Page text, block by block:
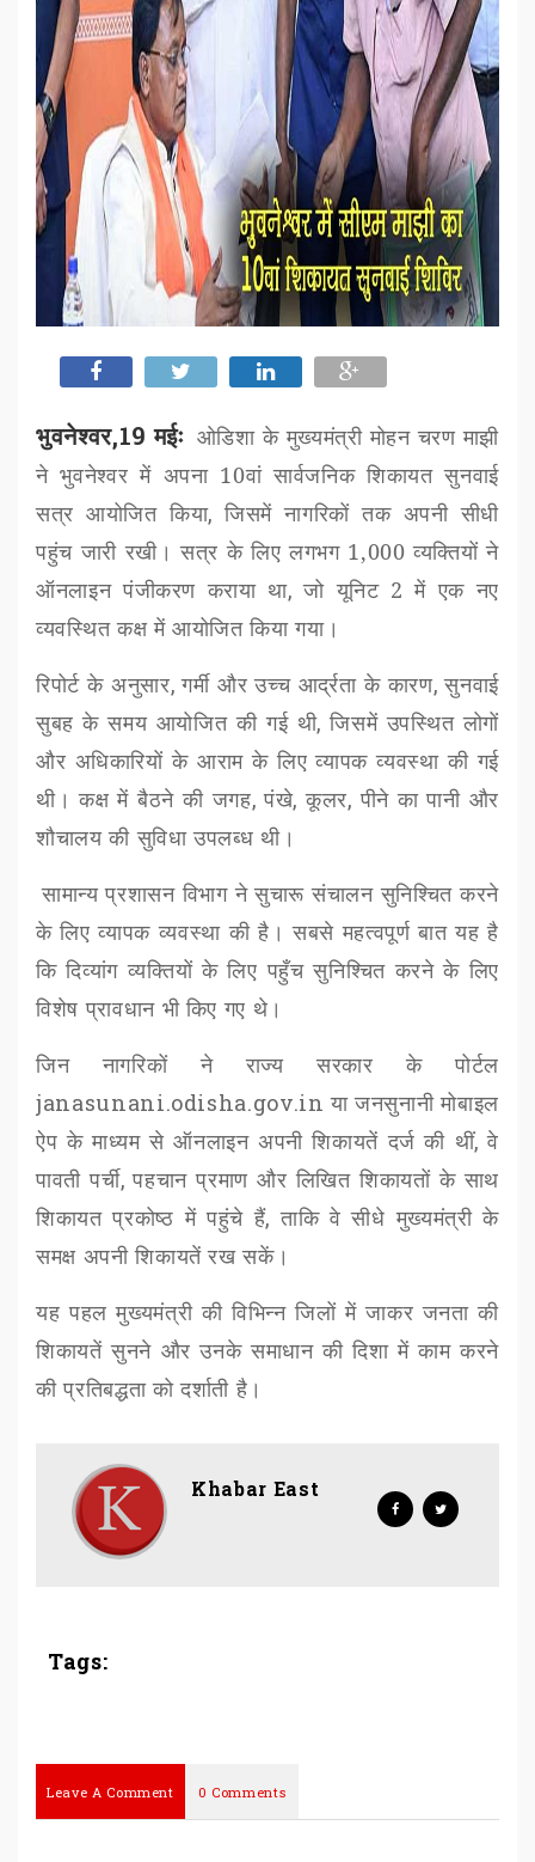
भुवनेश्वर,19 मईः ओडिशा के मुख्यमंत्री मोहन चरण माझी
ने भुवनेश्वर में अपना 10वां सार्वजनिक शिकायत सुनवाई
सत्र आयोजित किया,जिसमें नागरिकों तक अपनी सीधी
पहुंच जारी रखी। सत्र के लिए लगभग 1,000 व्यक्तियों ने
ऑनलाइन पंजीकरण कराया था,जो यूनिट 2 में एक नए
व्यवस्थित कक्ष में आयोजित किया गया।
रिपोर्ट के अनुसार,गर्मी और उच्च आर्द्रता के कारण,सुनवाई
सुबह के समय आयोजित की गई थी,जिसमें उपस्थित लोगों
और अधिकारियों के आराम के लिए व्यापक व्यवस्था की गई
थी। कक्ष में बैठने की जगह,पंखे,कूलर,पीने का पानी और
शौचालय की सुविधा उपलब्ध थी।
सामान्य प्रशासन विभाग ने सुचारू संचालन सुनिश्चित करने
के लिए व्यापक व्यवस्था की है। सबसे महत्वपूर्ण बात यह है
कि दिव्यांग व्यक्तियों के लिए पहुँच सुनिश्चित करने के लिए
विशेष प्रावधान भी किए गए थे।
जिन नागरिकों ने राज्य सरकार के पोर्टल
janasunani.odisha.gov.inया जनसुनानी मोबाइल
ऐप के माध्यम से ऑनलाइन अपनी शिकायतें दर्ज की थीं,वे
पावती पर्ची,पहचान प्रमाण और लिखित शिकायतों के साथ
शिकायत प्रकोष्ठ में पहुंचे हैं,ताकि वे सीधे मुख्यमंत्री के
समक्ष अपनी शिकायतें रख सकें।
यह पहल मुख्यमंत्री की विभिन्न जिलों में जाकर जनता की
शिकायतें सुनने और उनके समाधान की दिशा में काम करने
की प्रतिबद्धता को दर्शाती है।
Khabar East
Tags:
Leave A Comment 0 Comments